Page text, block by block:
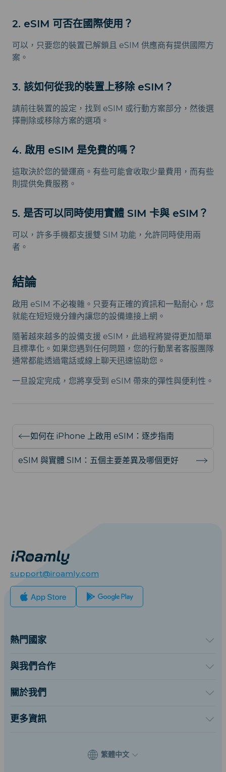
2. eSIM 可否在國際使用？
可以，只要您的裝置已解鎖且 eSIM 供應商有提供國際方
案。
3. 該如何從我的裝置上移除 eSIM？
請前往裝置的設定，找到 eSIM 或行動方案部分，然後選
擇刪除或移除方案的選項。
4. 啟用 eSIM 是免費的嗎？
這取決於您的營運商。有些可能會收取少量費用，而有些
則提供免費服務。
5. 是否可以同時使用實體 SIM 卡與 eSIM？
可以，許多手機都支援雙 SIM 功能，允許同時使用兩
者。
結論
啟用 eSIM 不必複雜。只要有正確的資訊和一點耐心，您
就能在短短幾分鐘內讓您的設備連接上網。
隨著越來越多的設備支援 eSIM，此過程將變得更加簡單
且標準化。如果您遇到任何問題，您的行動業者客服團隊
通常都能透過電話或線上聊天迅速協助您。
一旦設定完成，您將享受到 eSIM 帶來的彈性與便利性。
如何在 iPhone 上啟用 eSIM：逐步指南
eSIM 與實體 SIM：五個主要差異及哪個更好
support@iroamly.com
熱門國家
英國
土耳其
泰國
義大利
與我們合作
推薦及賺取
聯盟計劃
關於我們
聯絡我們
更多資訊
繁體中文